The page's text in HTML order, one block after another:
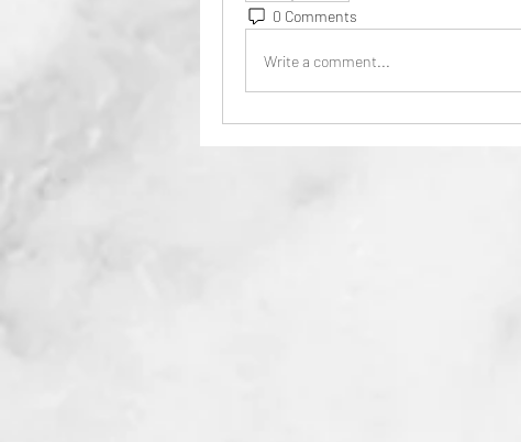
0 Comments
Write a comment...